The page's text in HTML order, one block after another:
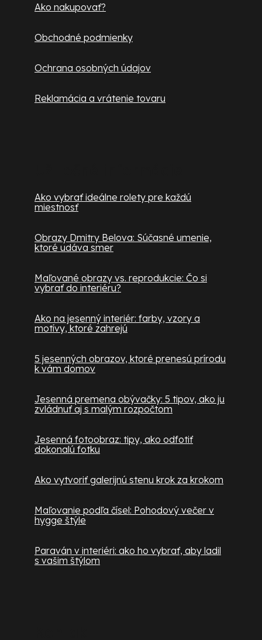
Ako nakupovať?
Obchodné podmienky
Ochrana osobných údajov
Reklamácia a vrátenie tovaru
Ako vybrať ideálne rolety pre každú
miestnosť
Obrazy Dmitry Belova: Súčasné umenie,
ktoré udáva smer
Maľované obrazy vs. reprodukcie: Čo si
vybrať do interiéru?
Ako na jesenný interiér: farby, vzory a
motívy, ktoré zahrejú
5 jesenných obrazov, ktoré prenesú prírodu
k vám domov
Jesenná premena obývačky: 5 tipov, ako ju
zvládnuť aj s malým rozpočtom
Jesenná fotoobraz: tipy, ako odfotiť
dokonalú fotku
Ako vytvoriť galerijnú stenu krok za krokom
Maľovanie podľa čísel: Pohodový večer v
hygge štýle
Paraván v interiéri: ako ho vybrať, aby ladil
s vašim štýlom